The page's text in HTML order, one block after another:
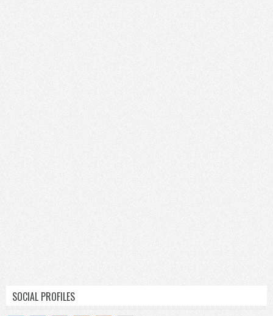
SOCIAL PROFILES